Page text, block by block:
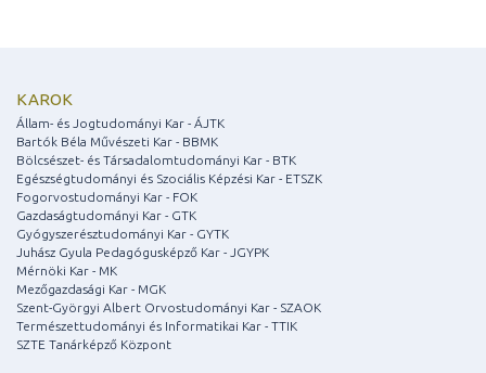
KAROK
Állam- és Jogtudományi Kar - ÁJTK
Bartók Béla Művészeti Kar - BBMK
Bölcsészet- és Társadalomtudományi Kar - BTK
Egészségtudományi és Szociális Képzési Kar - ETSZK
Fogorvostudományi Kar - FOK
Gazdaságtudományi Kar - GTK
Gyógyszerésztudományi Kar - GYTK
Juhász Gyula Pedagógusképző Kar - JGYPK
Mérnöki Kar - MK
Mezőgazdasági Kar - MGK
Szent-Györgyi Albert Orvostudományi Kar - SZAOK
Természettudományi és Informatikai Kar - TTIK
SZTE Tanárképző Központ